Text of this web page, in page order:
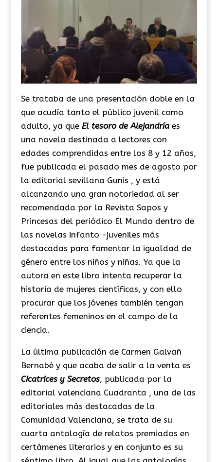
Se trataba de una presentación doble en la
que acudía tanto el público juvenil como
adulto, ya que El tesoro de Alejandríaes
una novela destinada a lectores con
edades comprendidas entre los 8 y 12 años,
fue publicada el pasado mes de agosto por
la editorial sevillana Gunis , y está
alcanzando una gran notoriedad al ser
recomendada por la Revista Sapos y
Princesas del periódico El Mundo dentro de
las novelas infanto -juveniles más
destacadas para fomentar la igualdad de
género entre los niños y niñas. Ya que la
autora en este libro intenta recuperar la
historia de mujeres científicas, y con ello
procurar que los jóvenes también tengan
referentes femeninos en el campo de la
ciencia.
La última publicación de Carmen Galvañ
Bernabé y que acaba de salir a la venta es
Cicatrices y Secretos, publicada por la
editorial valenciana Cuadranta , una de las
editoriales más destacadas de la
Comunidad Valenciana, se trata de su
cuarta antología de relatos premiados en
certámenes literarios y en conjunto es su